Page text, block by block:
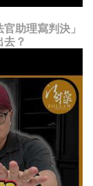
助理寫判決」
去？